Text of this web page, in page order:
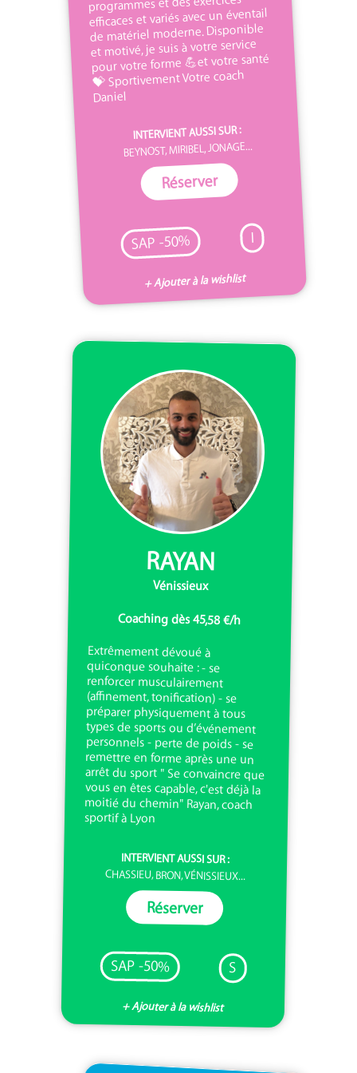
efficaces et variés avec un éventail
de matériel moderne. Disponible
et motivé, je suis à votre service
pour votre forme 💪et votre santé
💝 Sportivement Votre coach
Daniel
INTERVIENT AUSSI SUR :
BEYNOST, MIRIBEL, JONAGE...
Réserver
SAP -50% I
+ Ajouter à la wishlist
RAYAN
Vénissieux
Coaching dès 45,58 €/h
Extrêmement dévoué à
quiconque souhaite : - se
renforcer musculairement
(affinement, tonification) - se
préparer physiquement à tous
types de sports ou d’événement
personnels - perte de poids - se
remettre en forme après une un
arrêt du sport " Se convaincre que
vous en êtes capable, c'est déjà la
moitié du chemin" Rayan, coach
sportif à Lyon
INTERVIENT AUSSI SUR :
CHASSIEU, BRON, VÉNISSIEUX...
Réserver
SAP -50% S
+ Ajouter à la wishlist